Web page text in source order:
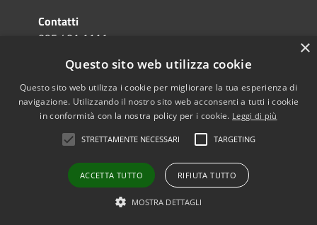
Contatti
095 401 1111
RPD/DPO
dpo@cittametropolitana.ct.it
Contenuti
Amministrazione
La Città Metropolitana
Organi di Governo
×
Questo sito web utilizza cookie
Questo sito web utilizza i cookie per migliorare la tua esperienza di
navigazione. Utilizzando il nostro sito web acconsenti a tutti i cookie
in conformità con la nostra policy per i cookie. Leggi di più
STRETTAMENTE NECESSARI TARGETING
ACCETTA TUTTO RIFIUTA TUTTO
MOSTRA DETTAGLI